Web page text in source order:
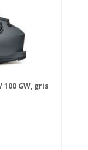
100 GW, gris